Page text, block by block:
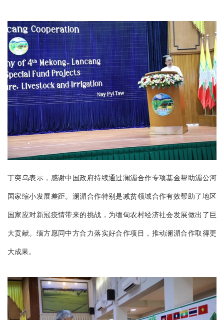
丁突乌表示，感谢中国政府持续通过澜湄合作专项基金帮助湄公河
国家缩小发展差距。澜湄合作特别是减贫领域合作有效帮助了地区
国家应对新冠疫情带来的挑战，为缅甸农村经济社会发展做出了巨
大贡献。缅方愿同中方合力落实好合作项目，推动澜湄合作取得更
大成果。